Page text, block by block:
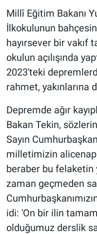
Millî Eğitim Bakanı
İlkokulunun
hayırsever bir vakıf
okulun açılışında
2023'teki
rahmet, yakınlarına
Depremde ağır
Bakan Tekin,
Sayın
milletimizin
beraber bu felaketin
zaman geçmeden
idi: 'On bir ilin
olduğumuz derslik